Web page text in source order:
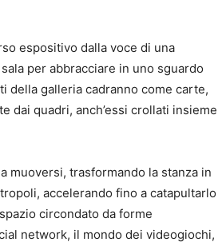
espositivo dalla voce di una
per abbracciare in uno sguardo
della galleria cadranno come carte,
dai quadri, anch’essi crollati insieme
muoversi, trasformando la stanza in
accelerando fino a catapultarlo
circondato da forme
network, il mondo dei videogiochi,